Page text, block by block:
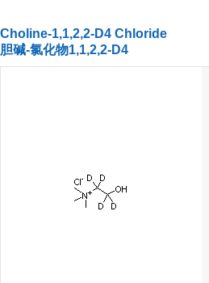
Choline-1,1,2,2-D4 Chloride
胆碱-氯化物1,1,2,2-D4